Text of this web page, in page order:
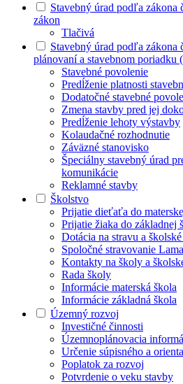
Stavebný úrad podľa zákona
zákon
Tlačivá
Stavebný úrad podľa zákona
plánovaní a stavebnom poriadku
Stavebné povolenie
Predĺženie platnosti
Dodatočné stavebné
Zmena stavby pred jej
Predĺženie lehoty výstavby
Kolaudačné rozhodnutie
Záväzné stanovisko
Špeciálny stavebný úrad
komunikácie
Reklamné stavby
Školstvo
Prijatie dieťaťa do
Prijatie žiaka do základnej
Dotácia na stravu a
Spoločné stravovanie
Kontakty na školy a
Rada školy
Informácie materská škola
Informácie základná škola
Územný rozvoj
Investičné činnosti
Územnoplánovacia
Určenie súpisného a
Poplatok za rozvoj
Potvrdenie o veku stavby